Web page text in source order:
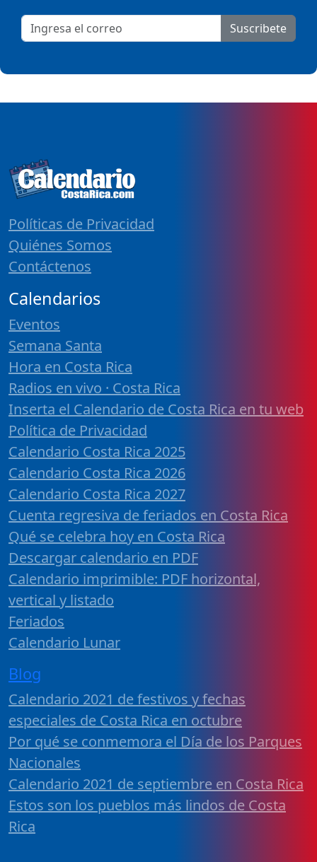
Suscribete
Políticas de Privacidad
Quiénes Somos
Contáctenos
Calendarios
Eventos
Semana Santa
Hora en Costa Rica
Radios en vivo · Costa Rica
Inserta el Calendario de Costa Rica en tu web
Política de Privacidad
Calendario Costa Rica 2025
Calendario Costa Rica 2026
Calendario Costa Rica 2027
Cuenta regresiva de feriados en Costa Rica
Qué se celebra hoy en Costa Rica
Descargar calendario en PDF
Calendario imprimible: PDF horizontal,
vertical y listado
Feriados
Calendario Lunar
Blog
Calendario 2021 de festivos y fechas
especiales de Costa Rica en octubre
Por qué se conmemora el Día de los Parques
Nacionales
Calendario 2021 de septiembre en Costa Rica
Estos son los pueblos más lindos de Costa
Rica